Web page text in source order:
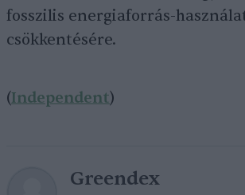
fosszilis energiaforrás-
csökkentésére.
(Independent)
Greendex